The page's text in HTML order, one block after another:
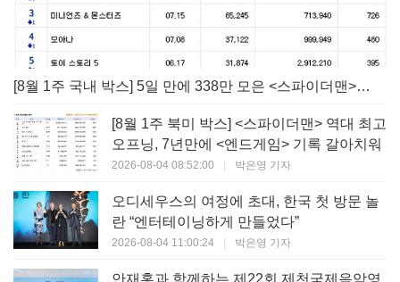
[8월 1주 국내 박스] 5일 만에 338만 모은 <스파이더맨> 극장가 235% 대반등, <호프>는 400만 돌파
[8월 1주 북미 박스] <스파이더맨> 역대 최고
오프닝, 7년만에 <엔드게임> 기록 갈아치워
2026-08-04 08:52:00 | 박은영 기자
오디세우스의 여정에 초대, 한국 첫 방문 놀
란 “엔터테이닝하게 만들었다”
2026-08-04 11:00:24 | 박은영 기자
안재홍과 함께하는 제22회 제천국제음악영